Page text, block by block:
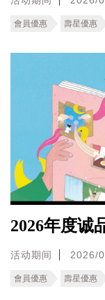
會員優惠 壽星優惠
2026年度诚
活动期间 2026/
會員優惠 壽星優惠